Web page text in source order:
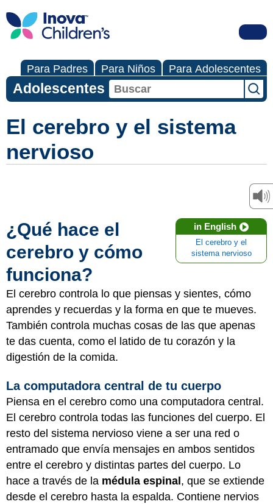
Para Padres Para Niños Para Adolescentes
Adolescentes
El cerebro y el sistema
nervioso
in English
El cerebro y el
sistema nervioso
¿Qué hace el
cerebro y cómo
funciona?
El cerebro controla lo que piensas y sientes, cómo
aprendes y recuerdas y la forma en que te mueves.
También controla muchas cosas de las que apenas
te das cuenta, como el latido de tu corazón y la
digestión de la comida.
La computadora central de tu cuerpo
Piensa en el cerebro como una computadora central.
El cerebro controla todas las funciones del cuerpo. El
resto del sistema nervioso viene a ser una red o
entramado que envía mensajes en ambos sentidos
entre el cerebro y distintas partes del cuerpo. Lo
hace a través de la médula espinal , que se extiende
desde el cerebro hasta la espalda. Contiene nervios